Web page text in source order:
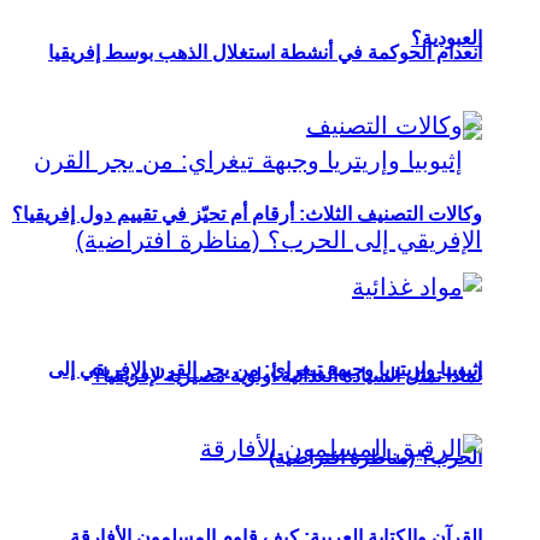
العبودية؟
إثيوبيا وإريتريا وجبهة تيغراي: من يجر القرن الإفريقي إلى
الحرب؟ (مناظرة افتراضية)
انعدام الحوكمة في أنشطة استغلال الذهب بوسط إفريقيا
وكالات التصنيف الثلاث: أرقام أم تحيّز في تقييم دول إفريقيا؟
لماذا تمثل السيادة الغذائية أولوية مصيرية لإفريقيا؟